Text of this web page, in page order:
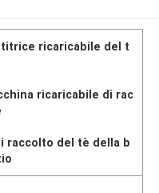
ricaricabile del t
ricaricabile di rac
raccolto del tè della b